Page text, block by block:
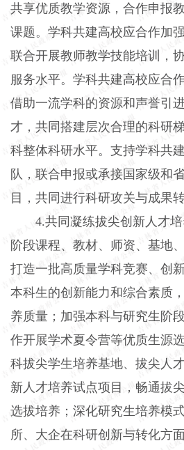
共享优质教学资源，合作申报
课题。学科共建高校应合作加
联合开展教师教学技能培训，
服务水平。学科共建高校应合
借助一流学科的资源和声誉引
才，共同搭建层次合理的科研
科整体科研水平。支持学科共
队，联合申报或承接国家级和
目，共同进行科研攻关与成果转
4.共同凝练拔尖创新人才培
阶段课程、教材、师资、基地
打造一批高质量学科竞赛、创
本科生的创新能力和综合素质
养质量；加强本科与研究生阶
作开展学术夏令营等优质生源
科拔尖学生培养基地、拔尖人
新人才培养试点项目，畅通拔
选拔培养；深化研究生培养模
所、大企在科研创新与转化方